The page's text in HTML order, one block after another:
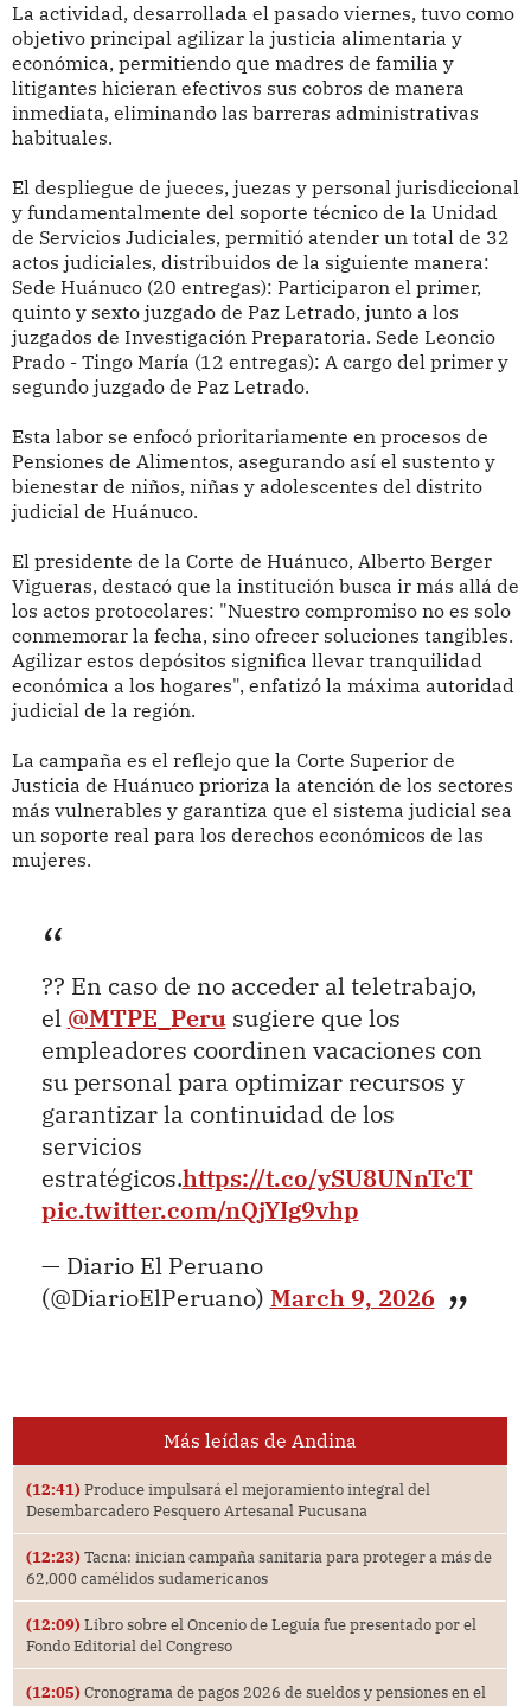
La actividad, desarrollada el pasado viernes, tuvo como
objetivo principal agilizar la justicia alimentaria y
económica, permitiendo que madres de familia y
litigantes hicieran efectivos sus cobros de manera
inmediata, eliminando las barreras administrativas
habituales.
El despliegue de jueces, juezas y personal jurisdiccional
y fundamentalmente del soporte técnico de la Unidad
de Servicios Judiciales, permitió atender un total de 32
actos judiciales, distribuidos de la siguiente manera:
Sede Huánuco (20 entregas): Participaron el primer,
quinto y sexto juzgado de Paz Letrado, junto a los
juzgados de Investigación Preparatoria. Sede Leoncio
Prado - Tingo María (12 entregas): A cargo del primer y
segundo juzgado de Paz Letrado.
Esta labor se enfocó prioritariamente en procesos de
Pensiones de Alimentos, asegurando así el sustento y
bienestar de niños, niñas y adolescentes del distrito
judicial de Huánuco.
El presidente de la Corte de Huánuco, Alberto Berger
Vigueras, destacó que la institución busca ir más allá de
los actos protocolares: "Nuestro compromiso no es solo
conmemorar la fecha, sino ofrecer soluciones tangibles.
Agilizar estos depósitos significa llevar tranquilidad
económica a los hogares", enfatizó la máxima autoridad
judicial de la región.
La campaña es el reflejo que la Corte Superior de
Justicia de Huánuco prioriza la atención de los sectores
más vulnerables y garantiza que el sistema judicial sea
un soporte real para los derechos económicos de las
mujeres.
?? En caso de no acceder al teletrabajo,
el @MTPE_Perusugiere que los
empleadores coordinen vacaciones con
su personal para optimizar recursos y
garantizar la continuidad de los
servicios
estratégicos.https://t.co/ySU8UNnTcT
pic.twitter.com/nQjYIg9vhp
— Diario El Peruano
(@DiarioElPeruano) March 9, 2026
Más leídas de Andina
(12:41) Produce impulsará el mejoramiento integral del
Desembarcadero Pesquero Artesanal Pucusana
(12:23) Tacna: inician campaña sanitaria para proteger a más de
62,000 camélidos sudamericanos
(12:09) Libro sobre el Oncenio de Leguía fue presentado por el
Fondo Editorial del Congreso
(12:05) Cronograma de pagos 2026 de sueldos y pensiones en el